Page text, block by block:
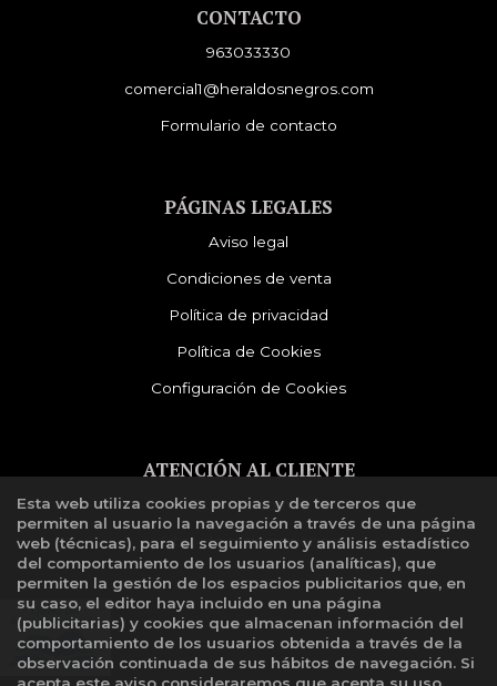
CONTACTO
963033330
comercial1@heraldosnegros.com
Formulario de contacto
PÁGINAS LEGALES
Aviso legal
Condiciones de venta
Política de privacidad
Política de Cookies
Configuración de Cookies
ATENCIÓN AL CLIENTE
Quiénes somos
Libro de reclamaciones
Esta web utiliza cookies propias y de terceros que
permiten al usuario la navegación a través de una página
web (técnicas), para el seguimiento y análisis estadístico
del comportamiento de los usuarios (analíticas), que
permiten la gestión de los espacios publicitarios que, en
su caso, el editor haya incluido en una página
(publicitarias) y cookies que almacenan información del
comportamiento de los usuarios obtenida a través de la
observación continuada de sus hábitos de navegación. Si